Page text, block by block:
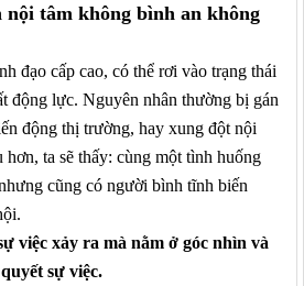
tâm không bình an không
đạo cấp cao, có thể rơi vào trạng thái
động lực. Nguyên nhân thường bị gán
động thị trường, hay xung đột nội
ta sẽ thấy: cùng một tình huống
cũng có người bình tĩnh biến
việc xảy ra mà nằm ở góc nhìn và
sự việc.